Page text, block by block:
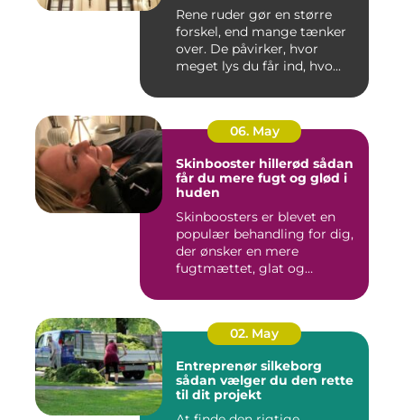
Rene ruder gør en større
forskel, end mange tænker
over. De påvirker, hvor
meget lys du får ind, hvo...
06. May
Skinbooster hillerød sådan
får du mere fugt og glød i
huden
Skinboosters er blevet en
populær behandling for dig,
der ønsker en mere
fugtmættet, glat og
02. May
Entreprenør silkeborg
sådan vælger du den rette
til dit projekt